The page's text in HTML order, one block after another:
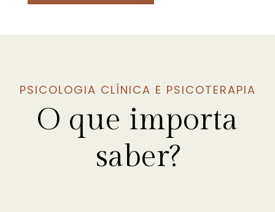
PSICOLOGIA CLÍNICA E PSICOTERAPIA
O que importa
saber?